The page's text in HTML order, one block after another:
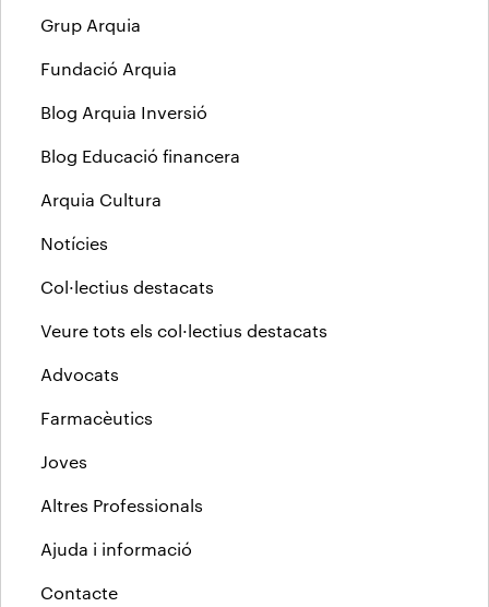
Grup Arquia
Fundació Arquia
Blog Arquia Inversió
Blog Educació financera
Arquia Cultura
Notícies
Col·lectius destacats
Veure tots els col·lectius destacats
Advocats
Farmacèutics
Joves
Altres Professionals
Ajuda i informació
Contacte